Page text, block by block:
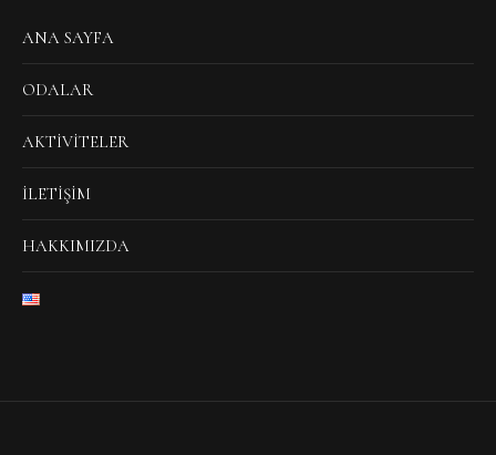
ANA SAYFA
ODALAR
AKTIVITELER
İLETIŞIM
HAKKIMIZDA